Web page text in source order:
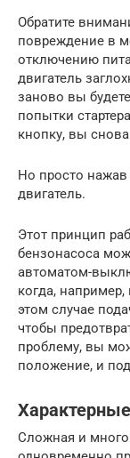
Обратите
повреждение в
отключению
двигатель
заново вы
попытки
кнопку, вы снова
Но просто нажав
двигатель.
Этот принцип
бензонасоса
автоматом-
когда,
этом случае
чтобы
проблему, вы
положение, и
Сложная и